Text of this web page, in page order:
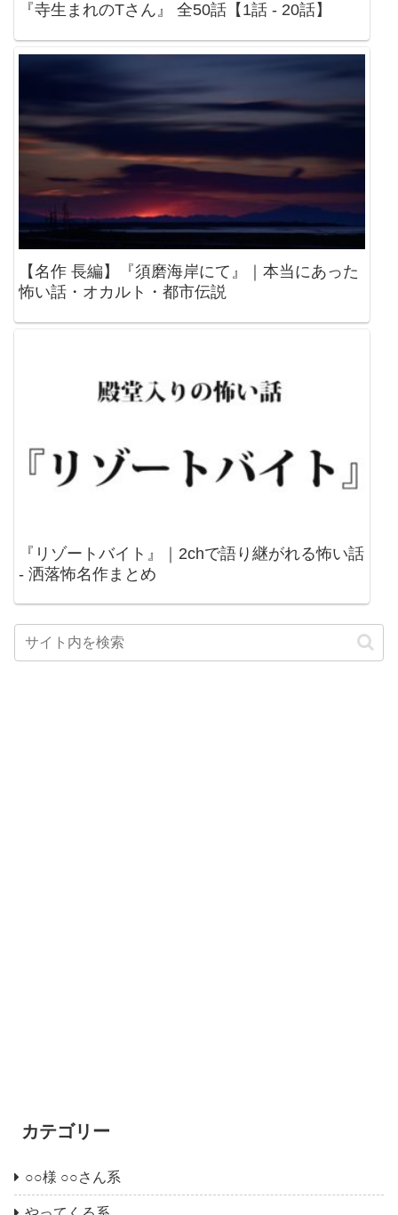
『寺生まれのTさん』 全50話【1話 - 20話】
【名作 長編】『須磨海岸にて』｜本当にあった
怖い話・オカルト・都市伝説
『リゾートバイト』｜2chで語り継がれる怖い話
- 洒落怖名作まとめ
カテゴリー
○○様 ○○さん系